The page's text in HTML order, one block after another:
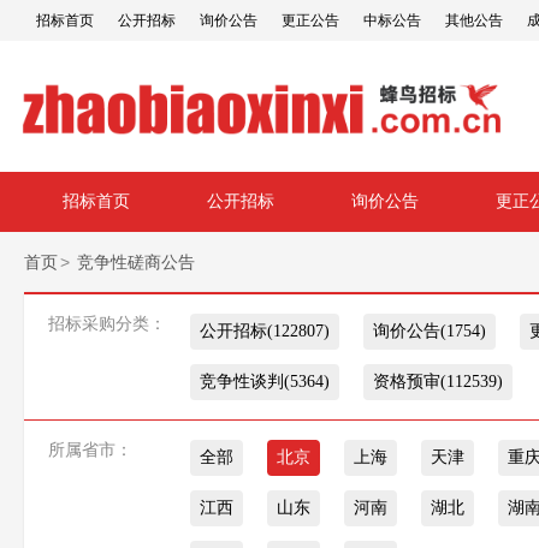
招标首页 公开招标 询价公告 更正公告 中标公告 其他公告
招标首页 公开招标 询价公告 更正
首页 > 竞争性磋商公告
招标采购分类： 公开招标(122807) 询价公告(1754)
竞争性谈判(5364) 资格预审(112539)
所属省市： 全部 北京 上海 天津 重
江西 山东 河南 湖北 湖